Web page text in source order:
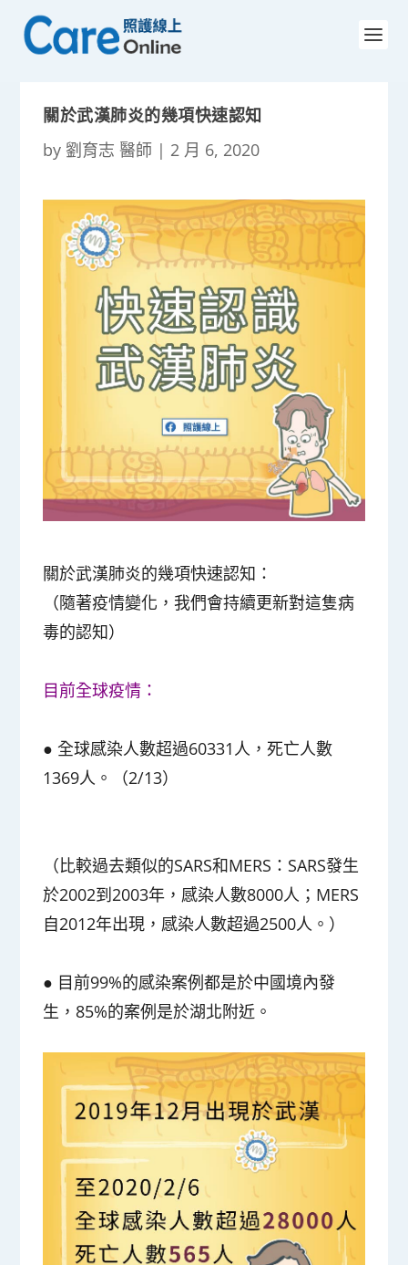
關於武漢肺炎的幾項快速認知
by 劉育志 醫師 | 2 月 6, 2020
關於武漢肺炎的幾項快速認知：
（隨著疫情變化，我們會持續更新對這隻病
毒的認知）
目前全球疫情：
● 全球感染人數超過60331人，死亡人數
1369人。（2/13）
（比較過去類似的SARS和MERS：SARS發生
於2002到2003年，感染人數8000人；MERS
自2012年出現，感染人數超過2500人。）
● 目前99%的感染案例都是於中國境內發
生，85%的案例是於湖北附近。